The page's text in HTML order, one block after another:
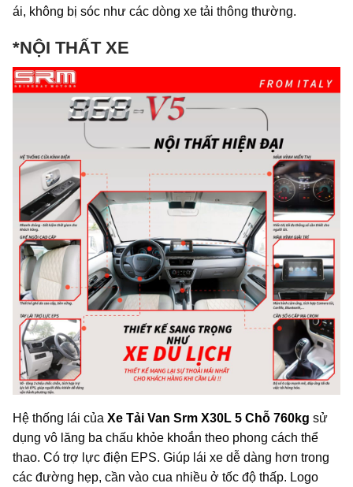
ái, không bị sóc như các dòng xe tải thông thường.
*NỘI THẤT XE
Hệ thống lái của Xe Tải Van Srm X30L 5 Chỗ 760kg sử
dụng vô lăng ba chấu khỏe khoắn theo phong cách thể
thao. Có trợ lực điện EPS. Giúp lái xe dễ dàng hơn trong
các đường hẹp, cần vào cua nhiều ở tốc độ thấp. Logo